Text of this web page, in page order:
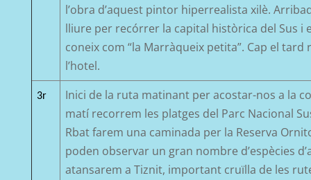
l’obra d’aquest pintor hiperrealista xilè.
lliure per recórrer la capital històrica del Sus i
coneix com “la Marràqueix petita”. Cap el tard
l’hotel.
3r Inici de la ruta matinantper acostar-nos a la
matí recorrem les platges del Parc Nacional
Rbatfarem una caminada per la Reserva
poden observar un gran nombre d’espècies
atansarem a Tiznit, important cruïlla de les